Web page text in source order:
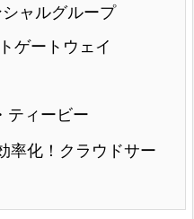
ャルグループ
ゲートウェイ
ティービー
率化！クラウドサー